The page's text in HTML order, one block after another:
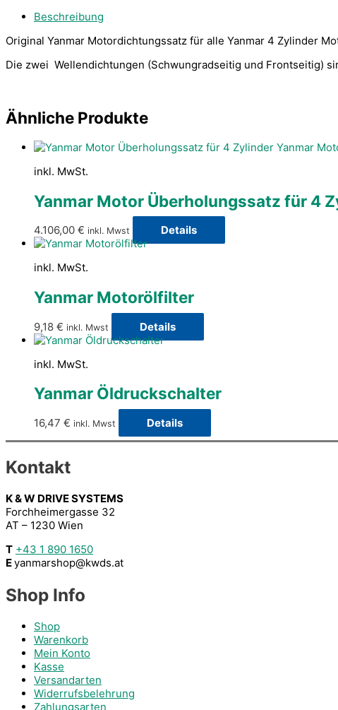
Beschreibung
Original Yanmar Motordichtungssatz für alle Yanmar 4 Zylinder
Die zwei Wellendichtungen (Schwungradseitig und Frontseitig)
Ähnliche Produkte
inkl. MwSt.
Yanmar Motor Überholungssatz für 4
4.106,00 € inkl. Mwst Details
inkl. MwSt.
Yanmar Motorölfilter
9,18 € inkl. Mwst Details
inkl. MwSt.
Yanmar Öldruckschalter
16,47 € inkl. Mwst Details
Kontakt
K & W DRIVE SYSTEMS
Forchheimergasse 32
AT – 1230 Wien
T +43 1 890 1650
Eyanmarshop@kwds.at
Shop Info
Shop
Warenkorb
Mein Konto
Kasse
Versandarten
Widerrufsbelehrung
Zahlungsarten